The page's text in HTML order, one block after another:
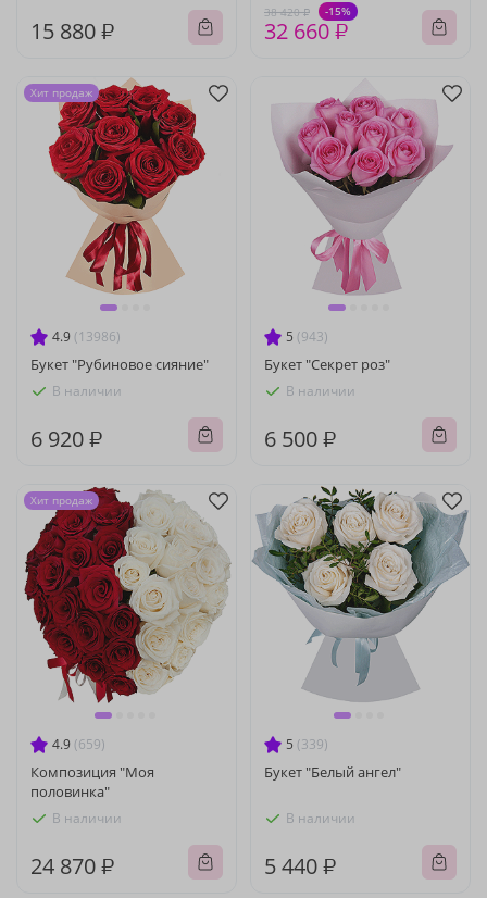
15 880 ₽
38 420 ₽ -15%
32 660 ₽
4.9 (13986)
Букет "Рубиновое сияние"
В наличии
6 920 ₽
Хит продаж
5 (943)
Букет "Секрет роз"
В наличии
6 500 ₽
4.9 (659)
Композиция "Моя
половинка"
В наличии
24 870 ₽
Хит продаж
5 (339)
Букет "Белый ангел"
В наличии
5 440 ₽